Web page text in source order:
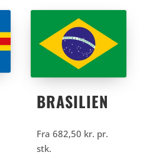
BRASILIEN
Fra682,50 kr. pr.
stk.